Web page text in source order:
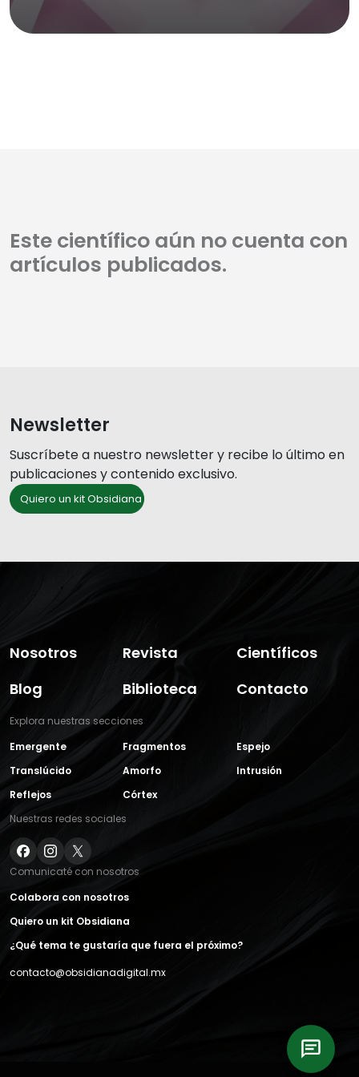
Este científico aún no cuenta con
artículos publicados.
Newsletter
Suscríbete a nuestro newsletter y recibe lo último en
publicaciones y contenido exclusivo.
Quiero un kit Obsidiana
Nosotros Revista
Científicos
Blog
Biblioteca Contacto
Explora nuestras secciones
Emergente
Fragmentos
Espejo
Translúcido
Amorfo
Intrusión
Reflejos
Córtex
Nuestras redes sociales
Comunicaté con nosotros
Colabora con nosotros
Quiero un kit Obsidiana
¿Qué tema te gustaría que fuera el próximo?
contacto@obsidianadigital.mx